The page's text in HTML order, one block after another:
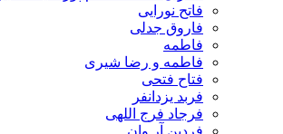
فاتح نورایی
فاروق جدلی
فاطمه
فاطمه و رضا شیری
فتاح فتحی
فربد یزدانفر
فرجاد فرج اللهی